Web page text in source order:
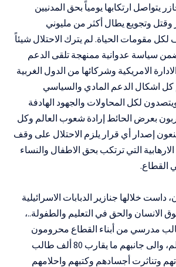
يتواصل ارتكابها يومياً بحق المدنيين
وتجويع يطال أكثر من مليوني
مقومات الحياة. لم يترك الاحتلال شيئاً
سياسة عدوانية ممنهجة تلقى الدعم
الامريكية وشركائها من الدول الغربية
كل اشكال الدعم المادي والسياسي
لكل المحاولات والجهود الهادفة
بعرض الحائط إرادة شعوب العالم وكل
إصدار أي قرار يلزم الاحتلال على وقف
الارهابية التي ترتكب بحق الاطفال والنساء
القطاع.
داست خلالها جنازير الدبابات الاسرائيلية
والحق في التعليم والطفولة..،
آلاف طالب مدرسي من أبناء القطاع محرومون
اليوم من حقهم بالتعلم، والى جانبهم ما يقارب 80 ألف طالب
وتناثرت أجسادهم وكتبهم واحلامهم